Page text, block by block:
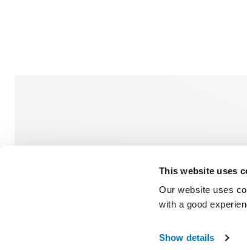
This website uses
Our website uses
with a good
Show details